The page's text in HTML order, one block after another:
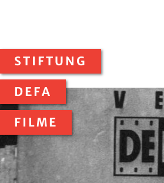
STIFTUNG
DEFA
FILME